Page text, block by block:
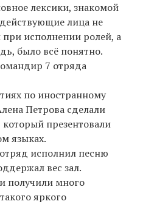
лексики, знакомой
лица не
исполнении ролей, а
было всё понятно.
7 отряда
по иностранному
Петрова сделали
презентовали
языках.
исполнил песню
вес зал.
получили много
яркого